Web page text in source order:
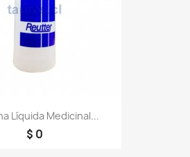
Líquida Medicinal...
$ 0